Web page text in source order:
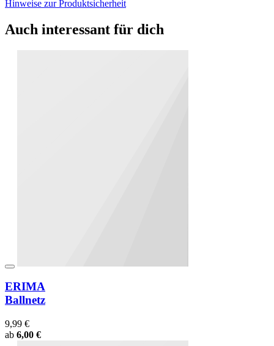
Hinweise zur Produktsicherheit
Auch interessant für dich
ERIMA
Ballnetz
9,99 €
ab 6,00 €